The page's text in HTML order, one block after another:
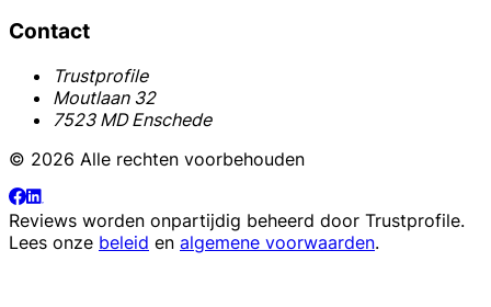
Contact
Trustprofile
Moutlaan 32
7523 MD Enschede
© 2026 Alle rechten voorbehouden
Reviews worden onpartijdig beheerd door Trustprofile.
Lees onze beleid en algemene voorwaarden.